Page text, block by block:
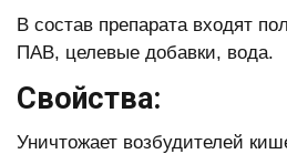
В состав препарата входят
ПАВ, целевые добавки, вода.
Свойства:
Уничтожает возбудителей